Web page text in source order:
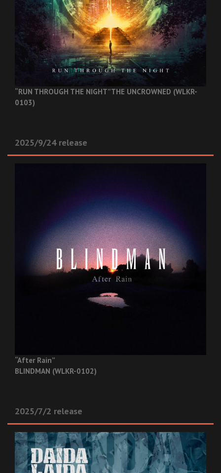
“RUN THROUGH THE NIGHT”THE UNCROWNED (WLKR-
0103)
2025/9/24 release
“After Rain”
BLINDMAN (WLKR-0102)
2025/7/2 release